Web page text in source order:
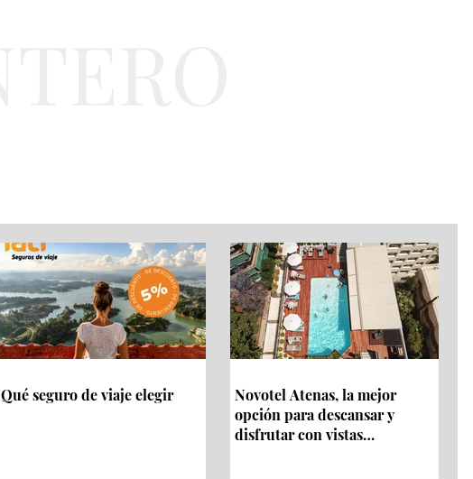
Qué seguro de viaje elegir
Novotel Atenas, la mejor
opción para descansar y
disfrutar con vistas